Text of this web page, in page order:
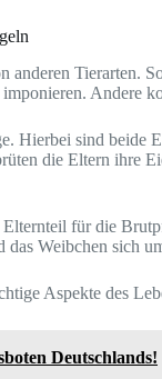
Tierarten.
Andere
Hierbei sind
die Eltern ihre
für die
Weibchen sich
Aspekte des
Deutschlands!